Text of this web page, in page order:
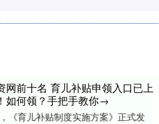
网前十名 育儿补贴申领入口已上
如何领？手把手教你→
《育儿补贴制度实施方案》正式发